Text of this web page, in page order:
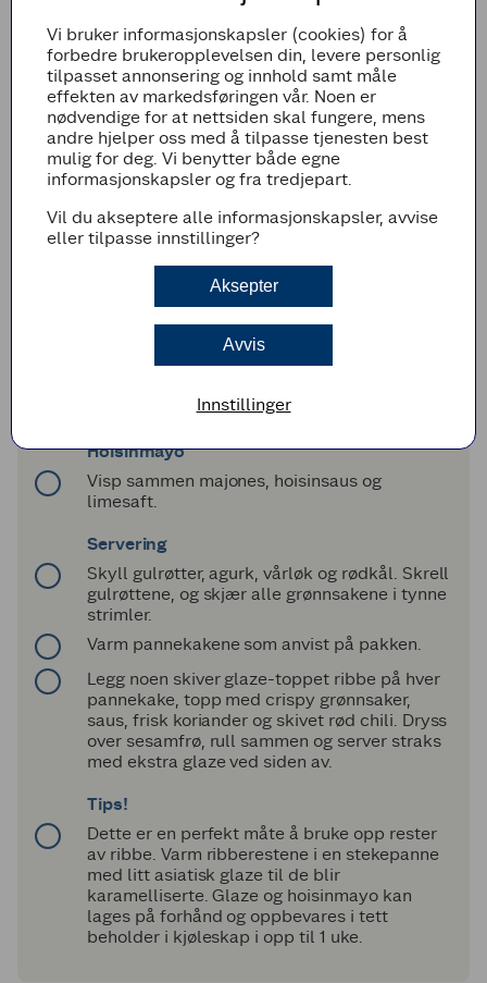
sirupsaktig konsistens.
Ha litt av glazen i en egen bolle, den kan du
servere til retten når ribba er ferdig stekt.
Fjern folien fra ribba, pensle et godt lag glaze
over kjøttet og senk temperaturen til 180 °C.
Legg en liten ball med folie under ribba så
fettet renner ned.
med folie om svoren blir brent. Stek videre i
ca. 1 time. Pensle ribba flere ganger
underveis.
Mot slutten av steketiden kan du ta av folien
pass på, sukkeret i glazen kan veldig fort
den i tynne skiver.
Hoisinmayo
Visp sammen majones, hoisinsaus og
limesaft.
Servering
Skyll gulrøtter, agurk, vårløk og rødkål. Skrell
gulrøttene, og skjær alle grønnsakene i tynne
strimler.
Varm pannekakene som anvist på pakken.
Legg noen skiver glaze-toppet ribbe på hver
pannekake, topp med crispy grønnsaker,
saus, frisk koriander og skivet rød chili. Dryss
over sesamfrø, rull sammen og server straks
med ekstra glaze ved siden av.
Tips!
Dette er en perfekt måte å bruke opp rester
av ribbe. Varm ribberestene i en stekepanne
med litt asiatisk glaze til de blir
karamelliserte. Glaze og hoisinmayo kan
lages på forhånd og oppbevares i tett
beholder i kjøleskap i opp til 1 uke.
Vi bruker informasjonskapsler (cookies) for å
forbedre brukeropplevelsen din, levere personlig
tilpasset annonsering og innhold samt måle
effekten av markedsføringen vår. Noen er
nødvendige for at nettsiden skal fungere, mens
andre hjelper oss med å tilpasse tjenesten best
mulig for deg. Vi benytter både egne
informasjonskapsler og fra tredjepart.
Vil du akseptere alle informasjonskapsler, avvise
eller tilpasse innstillinger?
Aksepter
Avvis
Innstillinger